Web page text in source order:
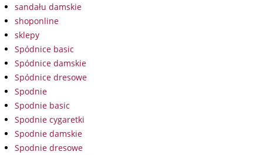
sandału damskie
shoponline
sklepy
Spódnice basic
Spódnice damskie
Spódnice dresowe
Spodnie
Spodnie basic
Spodnie cygaretki
Spodnie damskie
Spodnie dresowe